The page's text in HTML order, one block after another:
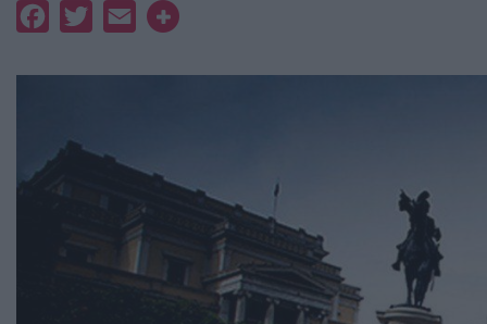
FacebookTwitterEmail